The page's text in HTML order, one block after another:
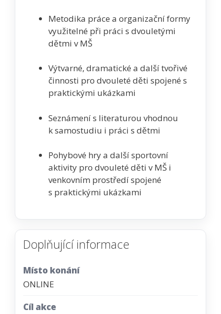
Metodika práce a organizační formy
využitelné při práci s dvouletými
dětmi v MŠ
Výtvarné, dramatické a další tvořivé
činnosti pro dvouleté děti spojené s
praktickými ukázkami
Seznámení s literaturou vhodnou
k samostudiu i práci s dětmi
Pohybové hry a další sportovní
aktivity pro dvouleté děti v MŠ i
venkovním prostředí spojené
s praktickými ukázkami
Doplňující informace
Místo konání
ONLINE
Cíl akce